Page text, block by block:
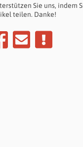
Sie uns, indem
teilen. Danke!